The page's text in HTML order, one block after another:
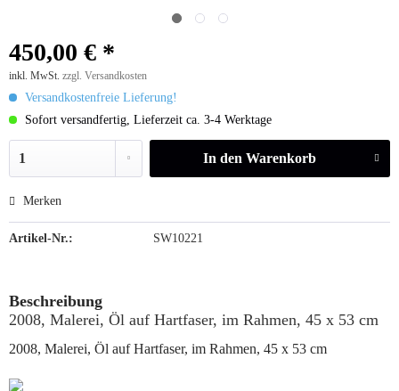
450,00 € *
inkl. MwSt. zzgl. Versandkosten
Versandkostenfreie Lieferung!
Sofort versandfertig, Lieferzeit ca. 3-4 Werktage
In den Warenkorb
Merken
Artikel-Nr.: SW10221
Beschreibung
2008, Malerei, Öl auf Hartfaser, im Rahmen, 45 x 53 cm
2008, Malerei, Öl auf Hartfaser, im Rahmen, 45 x 53 cm